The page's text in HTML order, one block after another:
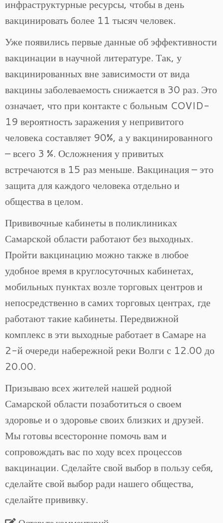
инфраструктурные ресурсы, чтобы в день
вакцинировать более 11 тысяч человек.
Уже появились первые данные об эффективности
вакцинации в научной литературе. Так, у
вакцинированных вне зависимости от вида
вакцины заболеваемость снижается в 30 раз. Это
означает, что при контакте с больным COVID-
19 вероятность заражения у непривитого
человека составляет 90%, а у вакцинированного
– всего 3 %. Осложнения у привитых
встречаются в 15 раз меньше. Вакцинация – это
защита для каждого человека отдельно и
общества в целом.
Прививочные кабинеты в поликлиниках
Самарской области работают без выходных.
Пройти вакцинацию можно также в любое
удобное время в круглосуточных кабинетах,
мобильных пунктах возле торговых центров и
непосредственно в самих торговых центрах, где
работают такие кабинеты. Передвижной
комплекс в эти выходные работает в Самаре на
2-й очереди набережной реки Волги с 12.00 до
20.00.
Призываю всех жителей нашей родной
Самарской области позаботиться о своем
здоровье и о здоровье своих близких и друзей.
Мы готовы всесторонне помочь вам и
сопровождать вас по ходу всех процессов
вакцинации. Сделайте свой выбор в пользу себя,
сделайте свой выбор ради нашего общества,
сделайте прививку.